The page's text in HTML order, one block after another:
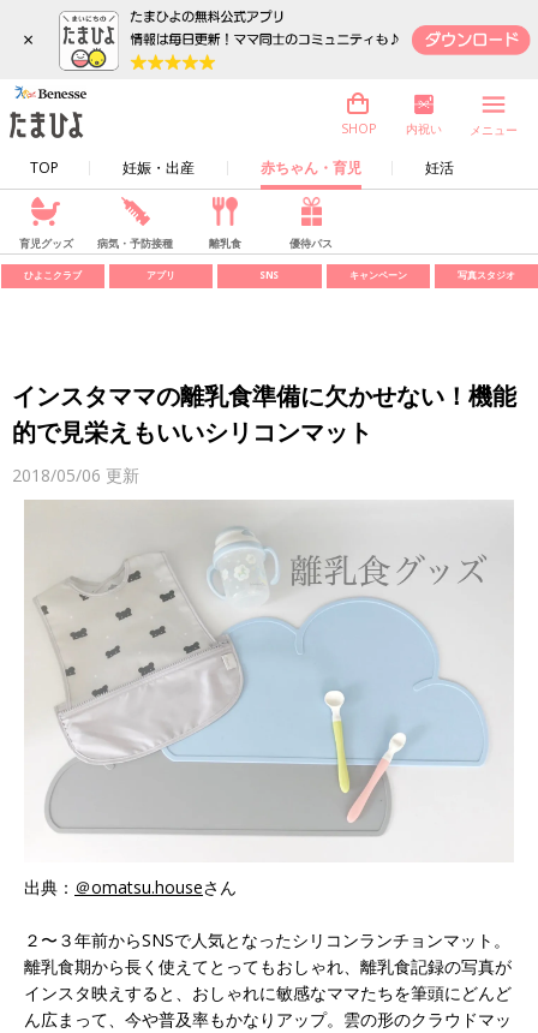
×
TOP 妊娠・出産 赤ちゃん・育児 妊活
SHOP 内祝い メニュー
育児グッズ 病気・予防接種 離乳食 優待パス
ひよこクラブ アプリ SNS キャンペーン 写真スタジオ
インスタママの離乳食準備に欠かせない！機能
的で見栄えもいいシリコンマット
2018/05/06 更新
出典： ＠omatsu.houseさん
２〜３年前からSNSで人気となったシリコンランチョンマット。
離乳食期から長く使えてとってもおしゃれ、離乳食記録の写真が
インスタ映えすると、おしゃれに敏感なママたちを筆頭にどんど
ん広まって、今や普及率もかなりアップ。雲の形のクラウドマッ